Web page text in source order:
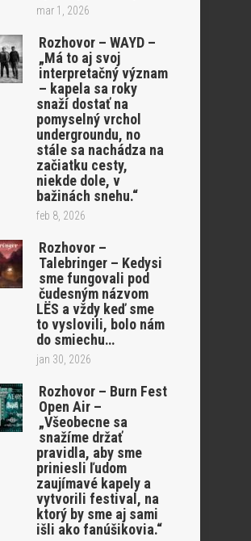
mar 1, 2026
Rozhovor – WAYD –
„Má to aj svoj
interpretačný význam
– kapela sa roky
snaží dostať na
pomyselný vrchol
undergroundu, no
stále sa nachádza na
začiatku cesty,
niekde dole, v
bažinách snehu.“
feb 8, 2026
Rozhovor –
Talebringer – Kedysi
sme fungovali pod
čudesným názvom
LËS a vždy keď sme
to vyslovili, bolo nám
do smiechu…
jan 30, 2026
Rozhovor – Burn Fest
Open Air –
„Všeobecne sa
snažíme držať
pravidla, aby sme
priniesli ľudom
zaujímavé kapely a
vytvorili festival, na
ktorý by sme aj sami
išli ako fanúšikovia.“